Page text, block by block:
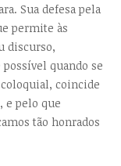
Sua defesa pela
permite às
discurso,
quando se
coincide
e pelo que
tão honrados